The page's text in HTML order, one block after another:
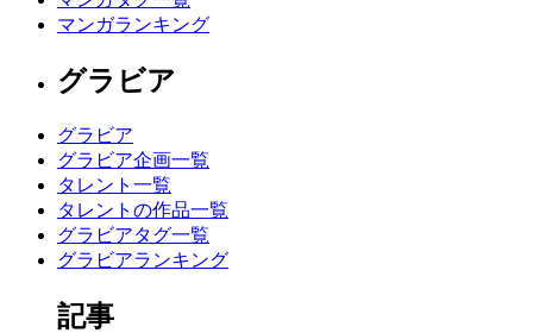
マンガランキング
グラビア
グラビア
グラビア企画一覧
タレント一覧
タレントの作品一覧
グラビアタグ一覧
グラビアランキング
記事